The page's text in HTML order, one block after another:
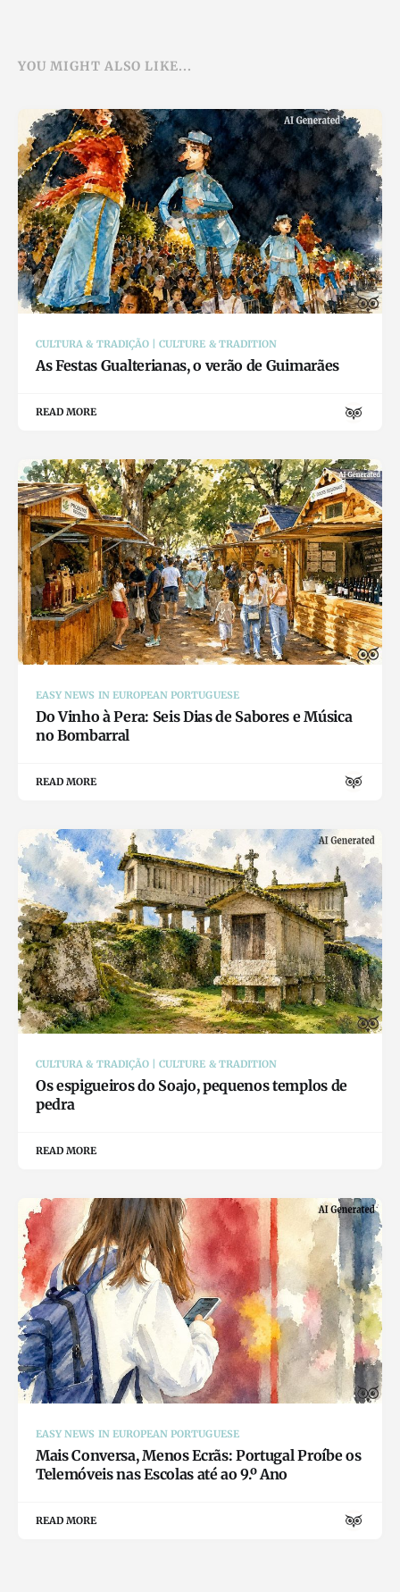
YOU MIGHT ALSO LIKE...
CULTURA & TRADIÇÃO | CULTURE & TRADITION
As Festas Gualterianas, o verão de Guimarães
READ MORE
EASY NEWS IN EUROPEAN PORTUGUESE
Do Vinho à Pera: Seis Dias de Sabores e Música
no Bombarral
READ MORE
CULTURA & TRADIÇÃO | CULTURE & TRADITION
Os espigueiros do Soajo, pequenos templos de
pedra
READ MORE
EASY NEWS IN EUROPEAN PORTUGUESE
Mais Conversa, Menos Ecrãs: Portugal Proíbe os
Telemóveis nas Escolas até ao 9.º Ano
READ MORE